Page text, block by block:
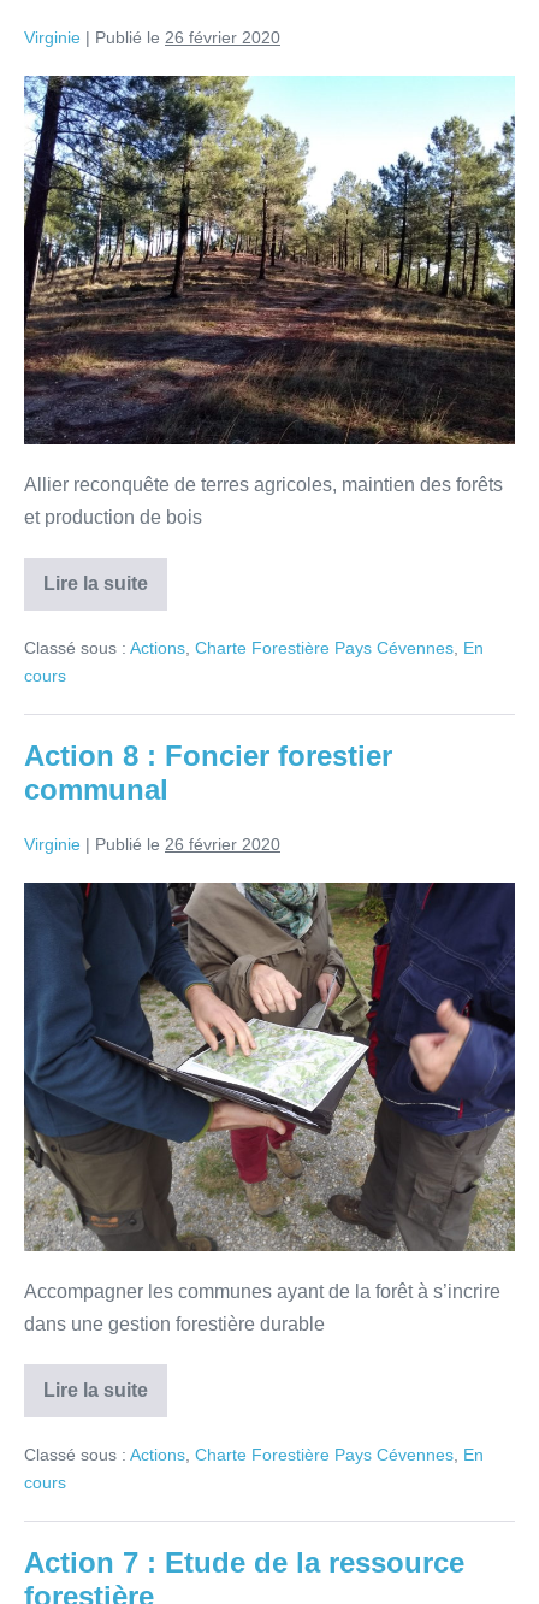
Virginie | Publié le 26 février 2020
Allier reconquête de terres agricoles, maintien des forêts
et production de bois
Lire la suite
Classé sous : Actions Charte Forestière Pays Cévennes En
cours
Action 8 : Foncier forestier
communal
Virginie | Publié le 26 février 2020
Accompagner les communes ayant de la forêt à s’incrire
dans une gestion forestière durable
Lire la suite
Classé sous : Actions Charte Forestière Pays Cévennes En
cours
Action 7 : Etude de la ressource
forestière